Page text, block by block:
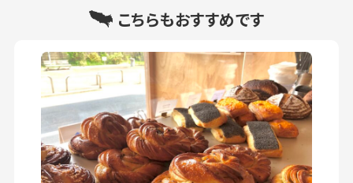
こちらもおすすめです